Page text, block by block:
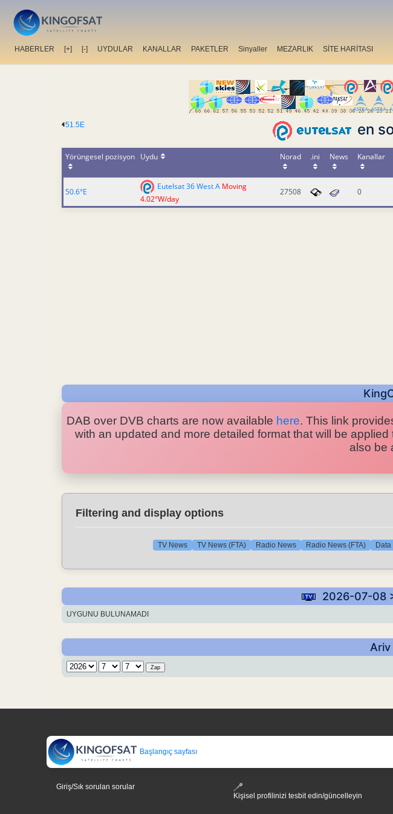
HABERLER [+] [-] UYDULAR KANALLAR PAKETLER Sinyaller MEZARLIK SİTE HARİTASI
51.5E en
Yörüngesel pozisyon Uydu Norad .ini News Kanallar
50.6°E
Eutelsat 36 West A Moving
4.02°W/day
27508 0
DAB over DVB charts are now available here. This link
with an updated and more detailed format that will be
also be
Filtering and display options
TV News TV News (FTA) Radio News Radio News (FTA) Data
2026-07-08
UYGUNU BULUNAMADI
Ariv
Başlangıç sayfası
Giriş/Sık sorulan sorular
Kişisel profilinizi tesbit edin/güncelleyin